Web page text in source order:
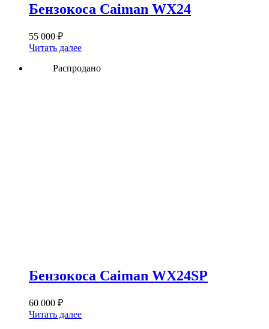
Бензокоса Caiman WX24
55 000 ₽
Читать далее
Распродано
Бензокоса Caiman WX24SP
60 000 ₽
Читать далее